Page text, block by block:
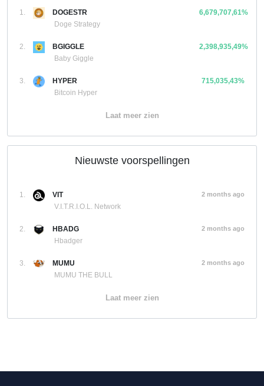
1.
DOGESTR
Doge Strategy
6,679,707,61%
2.
BGIGGLE
Baby Giggle
2,398,935,49%
3.
HYPER
Bitcoin Hyper
715,035,43%
Laat meer zien
Nieuwste voorspellingen
1.
VIT
V.I.T.R.I.O.L. Network
2 months ago
2.
HBADG
Hbadger
2 months ago
3.
MUMU
MUMU THE BULL
2 months ago
Laat meer zien